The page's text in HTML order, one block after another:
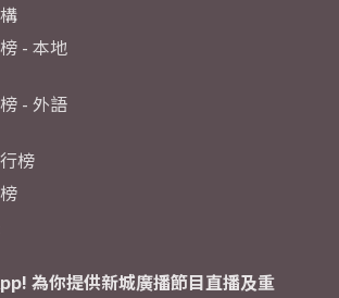
- 本地
- 外語
榜
為你提供新城廣播節目直播及重